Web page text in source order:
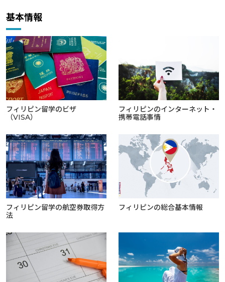
基本情報
フィリピン留学のビザ
（VISA）
フィリピンのインターネット・
携帯電話事情
フィリピン留学の航空券取得方
法
フィリピンの総合基本情報